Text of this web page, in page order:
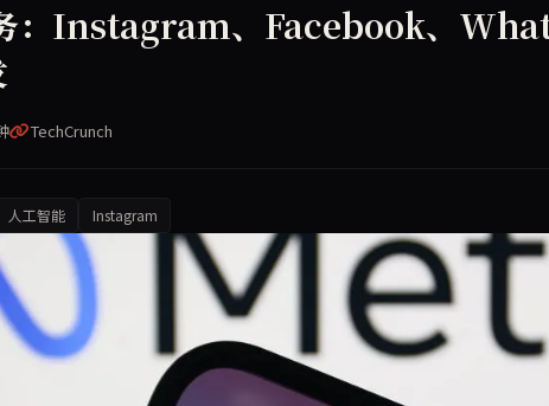
：Instagram、Facebook、
TechCrunch
人工智能 Instagram